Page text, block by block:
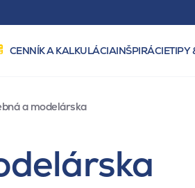
CENNÍK A KALKULÁCIAINŠPIRÁCIETIPY
a modelárska